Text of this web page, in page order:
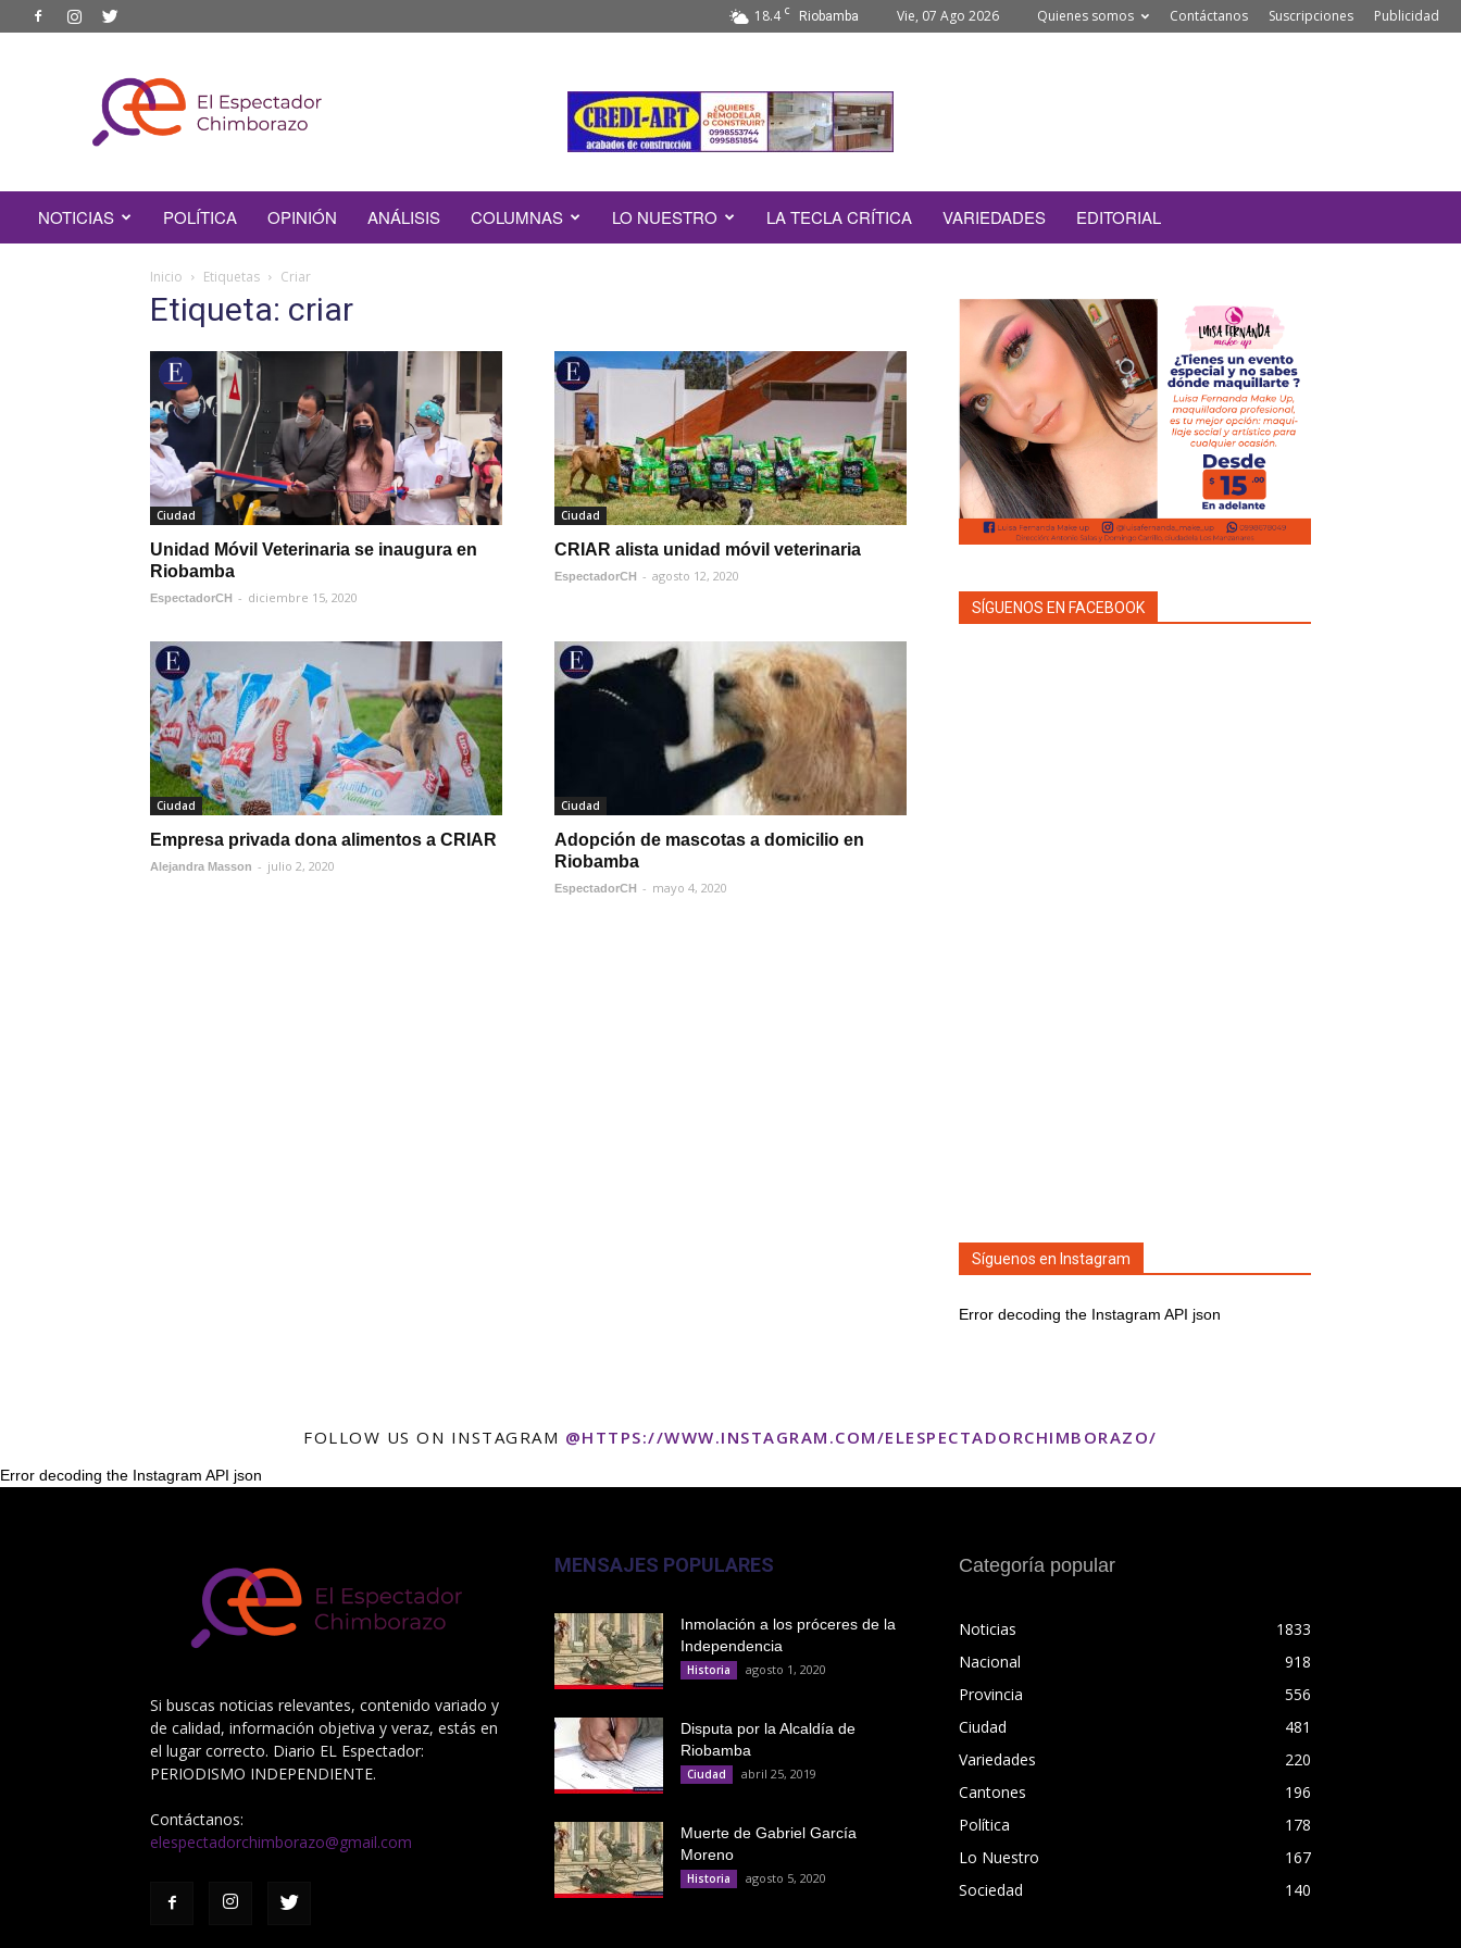
18.4 C Riobamba Vie, 07 Ago 2026 Quienes somos Contáctanos Suscripciones Publicidad
ESPECTADOR
CHIMBORAZO
NOTICIAS POLÍTICA OPINIÓN ANÁLISIS COLUMNAS LO NUESTRO LA TECLA CRÍTICA VARIEDADES EDITORIAL
Inicio Etiquetas Criar
Etiqueta: criar
Ciudad
Unidad Móvil Veterinaria se inaugura en
Riobamba
EspectadorCH - diciembre 15, 2020
Ciudad
CRIAR alista unidad móvil veterinaria
EspectadorCH - agosto 12, 2020
Ciudad
Empresa privada dona alimentos a CRIAR
Alejandra Masson - julio 2, 2020
Ciudad
Adopción de mascotas a domicilio en
Riobamba
EspectadorCH - mayo 4, 2020
SÍGUENOS EN FACEBOOK
Síguenos en Instagram
Error decoding the Instagram API json
FOLLOW US ON INSTAGRAM @HTTPS://WWW.INSTAGRAM.COM/ELESPECTADORCHIMBORAZO/
Error decoding the Instagram API json
Si buscas noticias relevantes, contenido variado y
de calidad, información objetiva y veraz, estás en
el lugar correcto. Diario EL Espectador:
PERIODISMO INDEPENDIENTE.
Contáctanos:
elespectadorchimborazo@gmail.com
MENSAJES POPULARES
Inmolación a los próceres de la
Independencia
Historia agosto 1, 2020
Disputa por la Alcaldía de
Riobamba
Ciudad abril 25, 2019
Muerte de Gabriel García
Moreno
Historia agosto 5, 2020
Categoría popular
Noticias
1833
Nacional
918
Provincia
556
Ciudad
481
Variedades
220
Cantones
196
Política
178
Lo Nuestro
167
Sociedad
140